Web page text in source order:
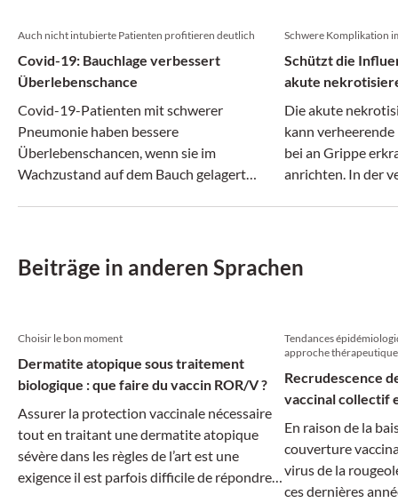
Auch nicht intubierte Patienten profitieren deutlich
Covid-19: Bauchlage verbessert
Überlebenschance
Covid-19-Patienten mit schwerer
Pneumonie haben bessere
Überlebenschancen, wenn sie im
Wachzustand auf dem Bauch gelagert
Schwere Komplikation
Schützt die
akute
Die akute
kann
bei an Grippe
anrichten. In der
Beiträge in anderen Sprachen
Choisir le bon moment
Dermatite atopique sous traitement
biologique : que faire du vaccin ROR/V ?
Assurer la protection vaccinale nécessaire
tout en traitant une dermatite atopique
sévère dans les règles de l’art est une
exigence il est parfois difficile de répondre
Tendances
approche thérapeutique
Recrudescence
vaccinal collectif
En raison de la
couverture
virus de la
ces dernières